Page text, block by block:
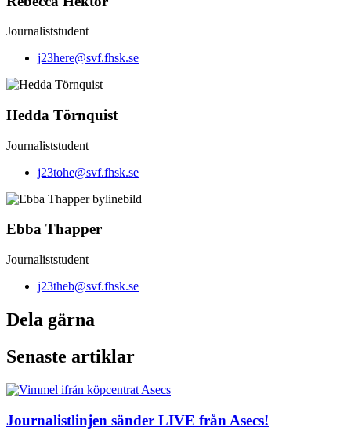
Journaliststudent
j23here@svf.fhsk.se
Hedda Törnquist
Journaliststudent
j23tohe@svf.fhsk.se
Ebba Thapper
Journaliststudent
j23theb@svf.fhsk.se
Dela gärna
Senaste artiklar
Journalistlinjen sänder LIVE från Asecs!